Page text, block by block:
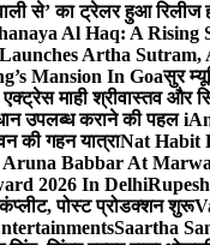
से’ का ट्रेलर हुआ रिलीज
Al Haq: A Rising
Artha Sutram,
Mansion In Goaसुर
माही श्रीवास्तव और
उपलब्ध कराने की पहल i
की गहन यात्राNat Habit
Babbar At
2026 In Delhi
कंप्लीट, पोस्ट प्रोडक्शन शुरू
Saartha